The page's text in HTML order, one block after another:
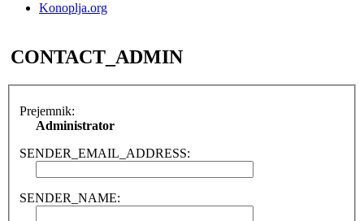
Konoplja.org
CONTACT_ADMIN
Prejemnik:
Administrator
SENDER_EMAIL_ADDRESS:
SENDER_NAME: